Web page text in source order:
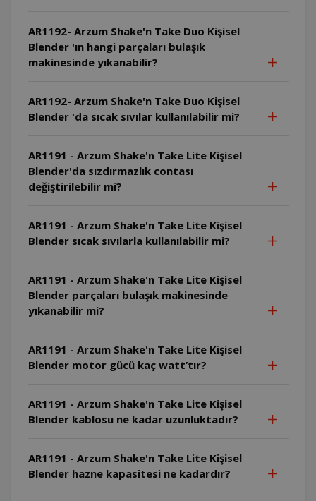
AR1192- Arzum Shake'n Take Duo Kişisel
Blender 'ın hangi parçaları bulaşık
makinesinde yıkanabilir?
AR1192- Arzum Shake'n Take Duo Kişisel
Blender 'da sıcak sıvılar kullanılabilir mi?
AR1191 - Arzum Shake'n Take Lite Kişisel
Blender'da sızdırmazlık contası
değiştirilebilir mi?
AR1191 - Arzum Shake'n Take Lite Kişisel
Blender sıcak sıvılarla kullanılabilir mi?
AR1191 - Arzum Shake'n Take Lite Kişisel
Blender parçaları bulaşık makinesinde
yıkanabilir mi?
AR1191 - Arzum Shake'n Take Lite Kişisel
Blender motor gücü kaç watt’tır?
AR1191 - Arzum Shake'n Take Lite Kişisel
Blender kablosu ne kadar uzunluktadır?
AR1191 - Arzum Shake'n Take Lite Kişisel
Blender hazne kapasitesi ne kadardır?